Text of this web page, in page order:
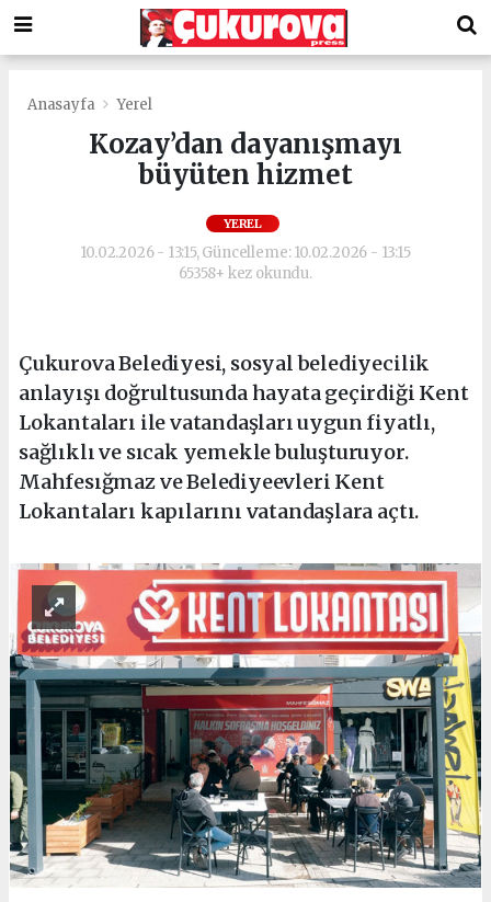
Anasayfa Yerel
Kozay’dan dayanışmayı
büyüten hizmet
YEREL
10.02.2026 - 13:15, Güncelleme: 10.02.2026 - 13:15
65358+ kez okundu.
Çukurova Belediyesi, sosyal belediyecilik
anlayışı doğrultusunda hayata geçirdiği Kent
Lokantaları ile vatandaşları uygun fiyatlı,
sağlıklı ve sıcak yemekle buluşturuyor.
Mahfesığmaz ve Belediyeevleri Kent
Lokantaları kapılarını vatandaşlara açtı.